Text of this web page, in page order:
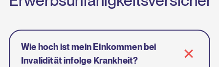
Wie hoch ist mein Einkommen bei
Invalidität infolge Krankheit?